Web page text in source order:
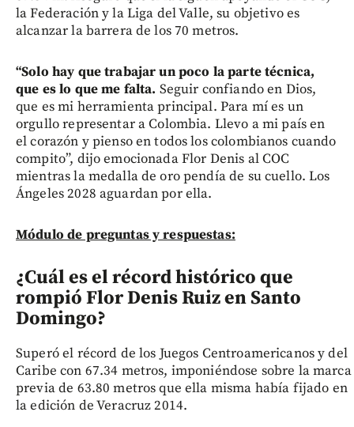
la Federación y la Liga del Valle, su objetivo es
alcanzar la barrera de los 70 metros.
“Solo hay que trabajar un poco la parte técnica,
que es lo que me falta. Seguir confiando en Dios,
que es mi herramienta principal. Para mí es un
orgullo representar a Colombia. Llevo a mi país en
el corazón y pienso en todos los colombianos cuando
compito”, dijo emocionada Flor Denis al COC
mientras la medalla de oro pendía de su cuello. Los
Ángeles 2028 aguardan por ella.
Módulo de preguntas y respuestas:
¿Cuál es el récord histórico que
rompió Flor Denis Ruiz en Santo
Domingo?
Superó el récord de los Juegos Centroamericanos y del
Caribe con 67.34 metros, imponiéndose sobre la marca
previa de 63.80 metros que ella misma había fijado en
la edición de Veracruz 2014.